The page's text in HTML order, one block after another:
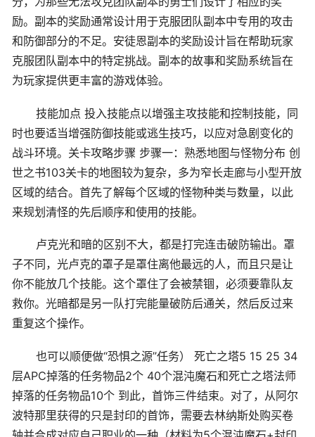
励。副本的奖励通常设计用于克服团队副本中专用的攻击
和防御部分的不足。安徒恩副本的奖励设计旨在帮助玩家
克服团队副本中的特定挑战。副本的故事和奖励系统旨在
为玩家提供更丰富的游戏体验。
技能加点 投入技能点以增强主攻技能和控制技能，同
时也要适当增强防御技能或逃生技巧，以应对急剧变化的
战斗环境。关卡攻略步骤 步骤一：熟悉地图与怪物分布 创
世之书103关卡的地图较为复杂，多为窄长走廊与小型开放
区域的结合。首先了解每个区域的怪物种类与数量，以此
来规划清怪的先后顺序和使用的技能。
卢克光和暗的区别不大，都是打完连击破防输出。罩
子不同，光卢克的罩子是罩住离他最远的人，而且只是让
你不能放几个技能。这个罩住了会被禁锢，必须要靠队友
救你。光暗都是另一队打完能量破防后通关，然后反过来
重复这个操作。
也可以顺便做“恐惧之源”任务） 死亡之塔5 15 25 34
层APC掉落的任务物品2个 40个混沌魔石和死亡之塔法师
掉落的任务物品10个 到此，首饰三件结束。对了，从阿尔
波特那里获得的只是封印的首饰，需要去林纳斯处购买卷